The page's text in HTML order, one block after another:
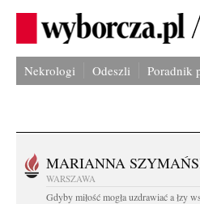
Nekrologi Odeszli Poradnik
MARIANNA
WARSZAWA
Gdyby miłość mogła uzdrawiać a łzy